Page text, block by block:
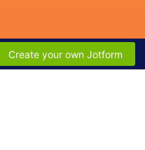
Create your own Jotform